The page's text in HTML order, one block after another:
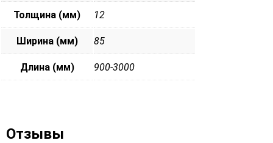
Толщина (мм) 12
Ширина (мм) 85
Длина (мм) 900-3000
Отзывы